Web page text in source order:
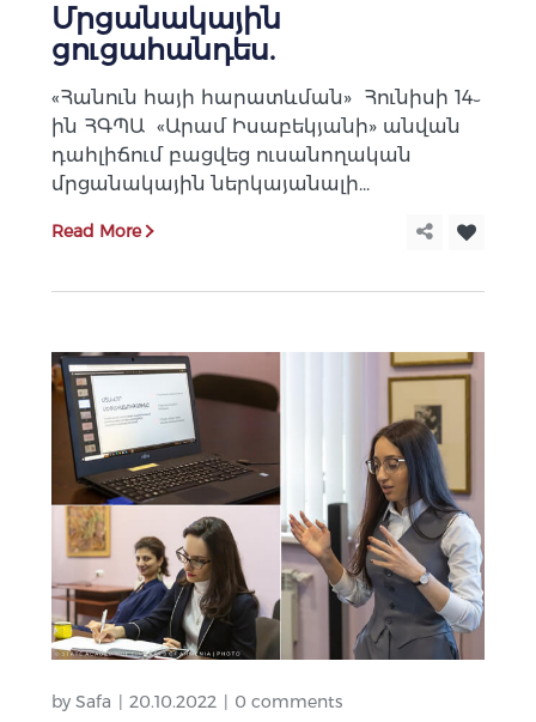
Մրցանակային
ցուցահանդես.
«Հանուն հայի հարատևման» Հունիսի 14֊
ին ՀԳՊԱ «Արամ Իսաբեկյանի» անվան
դահլիճում բացվեց ուսանողական
մրցանակային ներկայանալի...
Read More
by Safa 20.10.2022 0 comments